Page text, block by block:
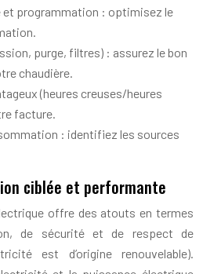
programmation : optimisez le
purge, filtres) : assurez le bon
chaudière.
(heures creuses/heures
facture.
: identifiez les sources
ciblée et performante
offre des atouts en termes
de sécurité et de respect de
est d’origine renouvelable).